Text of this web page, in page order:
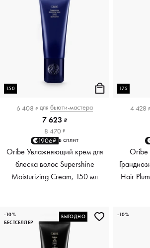
150
6 408 ₽ для бьюти-мастера
7 623 ₽
8 470 ₽
1906₽ в сплит
Oribe Увлажняющий крем для
блеска волос Supershine
Moisturizing Cream, 150 мл
175
4 428 ₽
Oribe
Hair
ВЫГОДНО
-10%
БЕСТСЕЛЛЕР
-10%